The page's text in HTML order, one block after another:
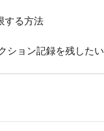
する方法
ション記録を残したい